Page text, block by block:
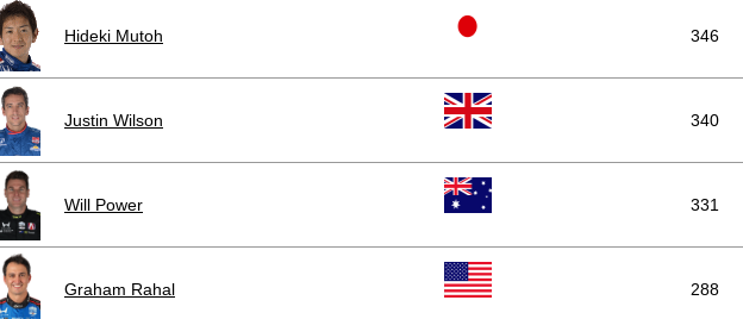
Hideki Mutoh 346
Justin Wilson 340
Will Power 331
Graham Rahal 288